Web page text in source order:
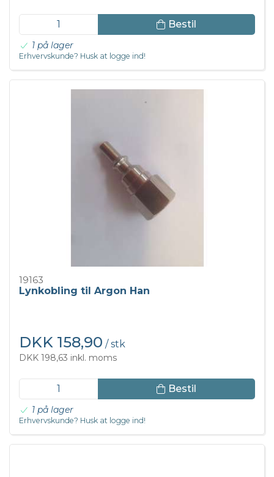
Bestil
1 på lager
Erhvervskunde? Husk at logge ind!
19163
Lynkobling til Argon Han
DKK 158,90 / stk
DKK 198,63 inkl. moms
Bestil
1 på lager
Erhvervskunde? Husk at logge ind!